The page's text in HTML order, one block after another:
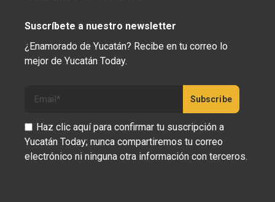
Suscríbete a nuestro newsletter
¿Enamorado de Yucatán? Recibe en tu correo lo
mejor de Yucatán Today.
Haz clic aquí para confirmar tu suscripción a
Yucatán Today; nunca compartiremos tu correo
electrónico ni ninguna otra información con terceros.